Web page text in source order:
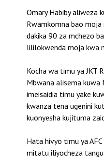
Omary Habiby aliweza
Rwamkomna bao
dakika 90 za mchezo
lililokwenda moja kwa
Kocha wa timu ya JKT
Mbwana alisema kuwa
imeisaidia timu yake
kwanza tena ugenini
kuonyesha kujituma
Hata hivyo timu ya
mitatu iliyocheza